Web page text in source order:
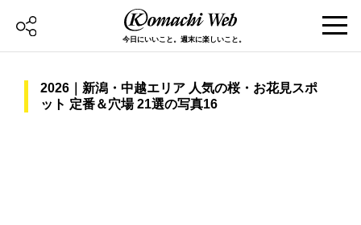
今日にいいこと。週末に楽しいこと。
2026｜新潟・中越エリア 人気の桜・お花見スポ
ット 定番＆穴場 21選の写真16